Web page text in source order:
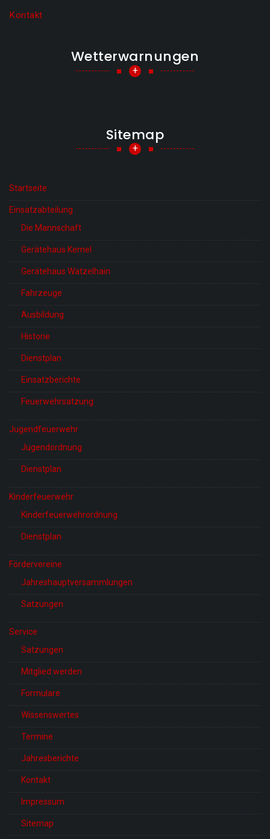
Kontakt
Wetterwarnungen
+
Sitemap
+
Startseite
Einsatzabteilung
Die Mannschaft
Gerätehaus Kemel
Gerätehaus Watzelhain
Fahrzeuge
Ausbildung
Historie
Dienstplan
Einsatzberichte
Feuerwehrsatzung
Jugendfeuerwehr
Jugendordnung
Dienstplan
Kinderfeuerwehr
Kinderfeuerwehrordnung
Dienstplan
Fördervereine
Jahreshauptversammlungen
Satzungen
Service
Satzungen
Mitglied werden
Formulare
Wissenswertes
Termine
Jahresberichte
Kontakt
Impressum
Sitemap